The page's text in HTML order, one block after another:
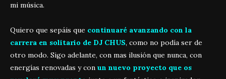
mi música.
Quiero que sepáis que continuaré avanzando con la
carrera en solitario de DJ CHUS, como no podía ser de
otro modo. Sigo adelante, con mas ilusión que nunca, con
energías renovadas y con un nuevo proyecto que os